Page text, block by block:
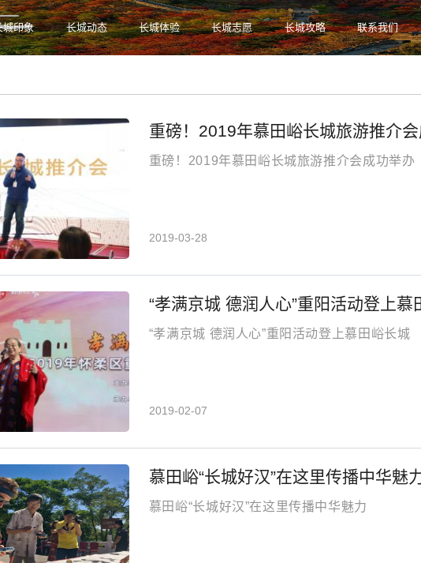
城印象 长城动态 长城体验 长城志愿 长城攻略 联系我们
温度：31.4℃ 湿度：
重磅！2019年慕田峪长城旅游推介
重磅！2019年慕田峪长城旅游推介会成功举办
2019-03-28
“孝满京城 德润人心”重阳活动登上慕
“孝满京城 德润人心”重阳活动登上慕田峪长城
2019-02-07
慕田峪“长城好汉”在这里传播中华魅
慕田峪“长城好汉”在这里传播中华魅力